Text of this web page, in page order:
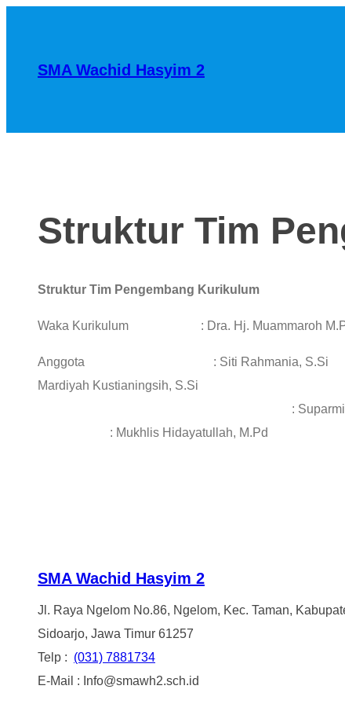
SMA Wachid Hasyim 2
Struktur Tim
Struktur Tim Pengembang Kurikulum
Waka Kurikulum : Dra. Hj. Muammaroh
Anggota : Siti
Mardiyah Kustianingsih,
:
: Mukhlis Hidayatullah, M.Pd
SMA Wachid Hasyim 2
Jl. Raya Ngelom No.86, Ngelom, Kec. Taman,
Sidoarjo, Jawa Timur 61257
Telp : (031) 7881734
E-Mail : Info@smawh2.sch.id